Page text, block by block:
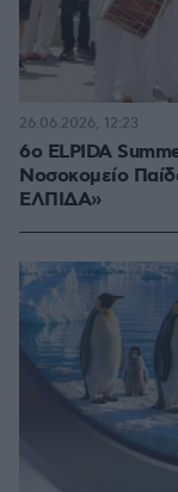
6ο ELPIDA
Νοσοκομείο
ΕΛΠΙΔΑ»
26.06.2026, 12:23